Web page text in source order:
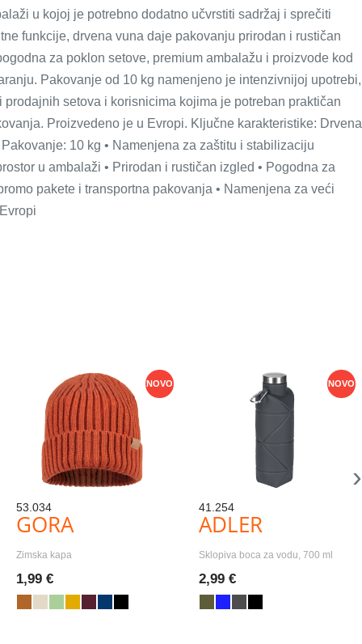
u kojoj je potrebno dodatno učvrstiti sadržaj i sprečiti
funkcije, drvena vuna daje pakovanju prirodan i rustičan
za poklon setove, premium ambalažu i proizvode kod
Pakovanje od 10 kg namenjeno je intenzivnijoj upotrebi,
setova i korisnicima kojima je potreban praktičan
Proizvedeno je u Evropi. Ključne karakteristike: Drvena
10 kg • Namenjena za zaštitu i stabilizaciju
u ambalaži • Prirodan i rustičan izgled • Pogodna za
pakete i transportna pakovanja • Namenjena za veći
NOVO
53.034
GORA
Zimska kapa
1,99 €
NOVO
41.254
ADLER
Sklopiva boca za vodu, 700 ml
2,99 €
›